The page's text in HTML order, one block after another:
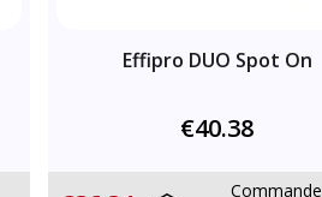
Effipro DUO Spot On
€40.38
Commande